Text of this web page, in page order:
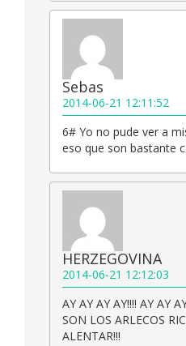
Sebas
2014-06-21 12:11:52
6# Yo no pude ver a
eso que son bastante
HERZEGOVINA
2014-06-21 12:12:03
AY AY AY AY!!!! AY AY
SON LOS ARLECOS
ALENTAR!!!